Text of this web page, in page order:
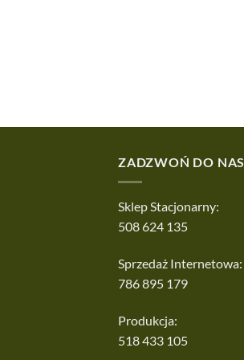
ZADZWOŃ DO NAS
Sklep Stacjonarny:
508 624 135
Sprzedaż Internetowa:
786 895 179
Produkcja:
518 433 105